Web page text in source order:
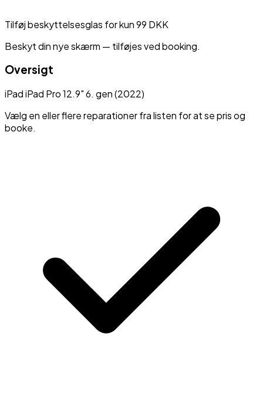
Tilføj beskyttelsesglas for kun 99 DKK
Beskyt din nye skærm — tilføjes ved booking.
Oversigt
iPadiPad Pro 12.9" 6. gen (2022)
Vælg en eller flere reparationer fra listen for at se pris og
booke.